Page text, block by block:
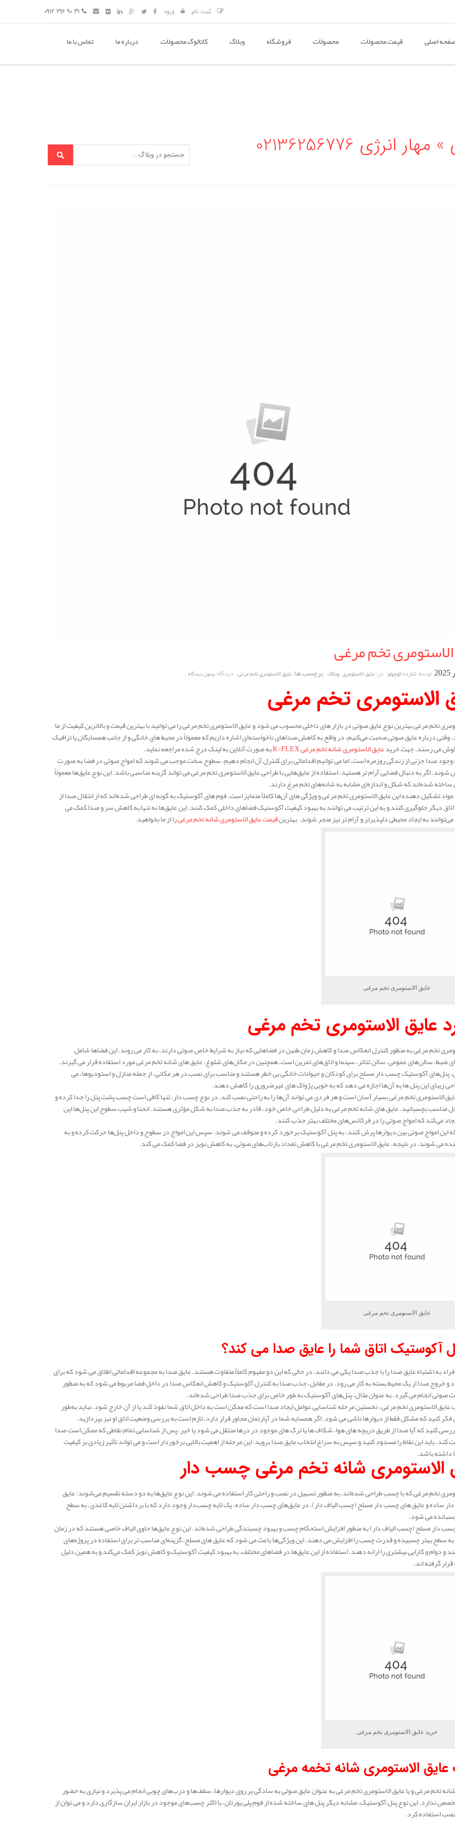
ثبت نام ورود
اصلی قیمت محصولات محصولات فروشگاه وبلاگ کاتالوگ محصولات درباره ما تماس با ما
02136256776
تخم مرغی
توسط:شازده کوچولو در:عایق الاستومری ,وبلاگ برچسب ها:عایق الاستومری تخم مرغی دیدگاه:بدون دیدگاه
الاستومری تخم مرغی
تخم مرغی بهترین نوع عایق صوتی در بازار های داخلی محسوب می شود و عایق الاستومری تخم مرغی را می توانید با بهترین قیمت و بالاترین کیفیت از ما
وقتی درباره عایق صوتی صحبت می‌کنیم، در واقع به کاهش صداهای ناخواسته‌ای اشاره داریم که معمولاً در محیط‌ های خانگی و از جانب همسایگان یا ترافیک
گوش می‌ رسند. جهت خریدعایق الاستومری شانه تخم مرغی K-FLEX
به صورت آنلاین به لینک درج شده مراجعه نماید.
وجود صدا جزئی از زندگی روزمره است، اما می‌ توانیم اقداماتی برای کنترل آن انجام دهیم. سطوح سخت موجب می‌ شوند که امواج صوتی در فضا به صورت
اگر به دنبال فضایی آرام‌ تر هستید، استفاده از عایق‌هایی با طراحی عایق الاستومری تخم مرغی می‌ تواند گزینه مناسبی باشد. این نوع عایق‌ها معمولاً
ساخته شده‌اند که شکل و اندازه‌ای مشابه به شانه‌های تخم‌ مرغ دارند.
مواد تشکیل‌ دهنده این عایق الاستومری تخم مرغی و ویژگی‌ های آن‌ها کاملاً متمایز است. فوم‌ های آکوستیک به گونه‌ ای طراحی شده‌اند که از انتقال صدا از
دیگر جلوگیری کنند و به این ترتیب می‌ توانند به بهبود کیفیت آکوستیک فضاهای داخلی کمک کنند. این عایق‌ها نه تنها به کاهش سر و صدا کمک می‌
به ایجاد محیطی دلپذیرتر و آرام‌ تر نیز منجر شوند. بهترینقیمت عایق الاستومری شانه تخم مرغیرا از ما بخواهید.
عایق الاستومری تخم مرغی
عایق الاستومری تخم مرغی
تخم مرغی به منظور کنترل انعکاس صدا و کاهش زمان طنین در فضاهایی که نیاز به شرایط خاص صوتی دارند، به کار می‌ روند. این فضاها شامل
ضبط، سالن‌های عمومی، سالن تئاتر، سینما و اتاق‌های تمرین است. همچنین در مکان‌های شلوغ، عایق‌ های شانه تخم‌ مرغی مورد استفاده قرار می‌ گیرند.
پنل‌های آکوستیک چسب‌ دار مسلح برای کودکان و حیوانات خانگی بی‌ خطر هستند و مناسب برای نصب در هر مکانی، از جمله منازل و استودیوها، می‌
زیبای این پنل‌ ها به آن‌ها اجازه می‌ دهد که به خوبی پژواک‌ های غیرضروری را کاهش دهند.
الاستومری تخم مرغی بسیار آسان است و هر فردی می‌ تواند آن‌ها را به راحتی نصب کند. در نوع چسب‌ دار، تنها کافی است چسب پشت پنل را جدا کرده و
مناسب بچسبانید. عایق‌ های شانه‌ تخم‌ مرغی به دلیل طراحی خاص خود، قادر به جذب صدا به شکل مؤثری هستند. انحنا و شیب سطوح این پنل‌ها این
می‌کند که امواج صوتی را در فرکانس‌های مختلف بهتر جذب کنند.
این امواج صوتی بین دیوارها پرش کنند، به پنل آکوستیک برخورد کرده و متوقف می‌ شوند. سپس این امواج در سطوح و داخل پنل‌ها حرکت کرده و به
می‌ شوند. در نتیجه، عایق الاستومری تخم مرغی با کاهش تعداد بازتاب‌های صوتی، به کاهش نویز در فضا کمک می‌ کند.
عایق الاستومری تخم مرغی
آکوستیک اتاق شما را عایق صدا می کند؟
به اشتباه عایق صدا را با جذب صدا یکی می‌ دانند، در حالی که این دو مفهوم کاملاً متفاوت هستند. عایق صدا به مجموعه اقداماتی اطلاق می‌ شود که برای
خروج صدا از یک محیط بسته به کار می‌ رود. در مقابل، جذب صدا به کنترل آکوستیک و کاهش انعکاس صدا در داخل فضا مربوط می‌ شود که به منظور
صوتی انجام می‌ گیرد. به عنوان مثال، پنل‌های آکوستیک به طور خاص برای جذب صدا طراحی شده‌اند.
عایق الاستومری تخم مرغی، نخستین مرحله شناسایی عوامل ایجاد صدا است که ممکن است به داخل اتاق شما نفوذ کند یا از آن خارج شود. نباید به‌طور
کنید که مشکل فقط از دیوارها ناشی می‌ شود. اگر همسایه شما در آپارتمان مجاور قرار دارد، لازم است به بررسی وضعیت اتاق او نیز بپردازید.
کنید که آیا صدا از طریق دریچه‌ های هوا، شکاف‌ ها یا ترک‌ های موجود در درها منتقل می‌ شود یا خیر. پس از شناسایی تمام نقاطی که ممکن است صدا
کند، باید این نقاط را مسدود کنید و سپس به سراغ انتخاب عایق صدا بروید. این مرحله از اهمیت بالایی برخوردار است و می‌ تواند تأثیر زیادی بر کیفیت
داشته باشد.
الاستومری شانه تخم مرغی چسب دار
تخم مرغی که با چسب طراحی شده‌اند، به منظور تسهیل در نصب و راحتی کار استفاده می‌ شوند. این نوع عایق‌ها به دو دسته تقسیم می‌شوند: عایق‌
ساده و عایق‌ های چسب‌ دار مسلح (چسب الیاف‌ دار). در عایق‌های چسب‌ دار ساده، یک لایه چسب‌دار وجود دارد که با برداشتن لایه کاغذی، به سطح
می‌ شود.
دار مسلح (چسب الیاف‌ دار) به منظور افزایش استحکام چسب و بهبود چسبندگی طراحی شده‌اند. این نوع عایق‌ها حاوی الیاف خاصی هستند که در زمان
سطح بهتر چسبیده و قدرت چسب را افزایش می‌ دهند. این ویژگی‌ها باعث می‌ شود که عایق‌ های مسلح، گزینه‌ای مناسب‌ تر برای استفاده در پروژه‌های
و دوام و کارایی بیشتری را ارائه دهند. استفاده از این عایق‌ها در فضاهای مختلف، به بهبود کیفیت آکوستیک و کاهش نویز کمک می‌کند و به همین دلیل
گرفته‌ اند.
خرید عایق الاستومری تخم مرغی
الاستومری شانه تخمه مرغی
تخم مرغی و یا عایق الاستومری تخم مرغی به عنوان عایق صوتی به سادگی بر روی دیوارها، سقف‌ها و درب‌های چوبی انجام می‌ پذیرد و نیازی به حضور
ندارد. این نوع پنل آکوستیک، مشابه دیگر پنل‌ های ساخته شده از فوم پلی یورتان، با اکثر چسب‌های موجود در بازار ایران سازگاری دارد و می‌ توان از
استفاده کرد.